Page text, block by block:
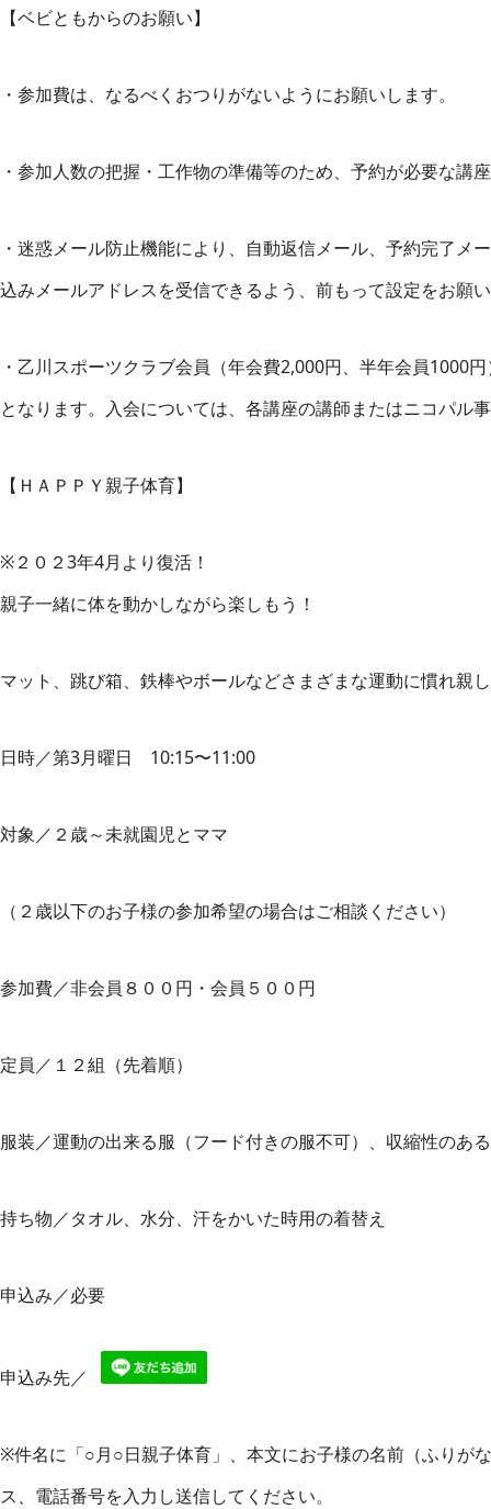
【ベビともからのお願い】
・参加費は、なるべくおつりがないようにお願いします。
・参加人数の把握・工作物の準備等のため、予約が必要な講
・迷惑メール防止機能により、自動返信メール、予約完了
込みメールアドレスを受信できるよう、前もって設定をお願
・乙川スポーツクラブ会員（年会費2,000円、半年会員1000
となります。入会については、各講座の講師またはニコパル
【ＨＡＰＰＹ親子体育】
※２０２3年4月より復活！
親子一緒に体を動かしながら楽しもう！
マット、跳び箱、鉄棒やボールなどさまざまな運動に慣れ親
日時／第3月曜日 10:15〜11:00
対象／２歳～未就園児とママ
（２歳以下のお子様の参加希望の場合はご相談ください）
参加費／非会員８００円・会員５００円
定員／１２組（先着順）
服装／運動の出来る服（フード付きの服不可）、収縮性のあ
持ち物／タオル、水分、汗をかいた時用の着替え
申込み／必要
申込み先／
※件名に「○月○日親子体育」、本文にお子様の名前（ふりが
ス、電話番号を入力し送信してください。